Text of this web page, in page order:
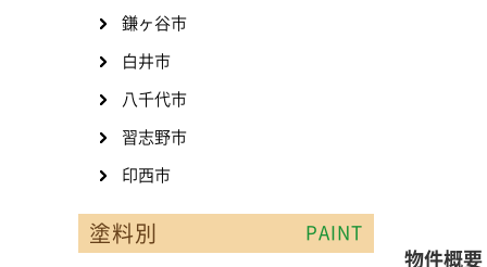
物件概要
鎌ヶ谷市
白井市
八千代市
習志野市
印西市
塗料別 PAINT